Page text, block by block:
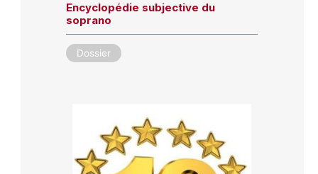
Encyclopédie subjective du
soprano
Dossier